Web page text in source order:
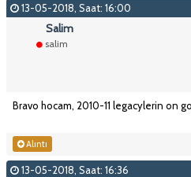
13-05-2018, Saat: 16:00
Salim
salim
Bravo hocam, 2010-11 legacylerin on
Alıntı
13-05-2018, Saat: 16:36